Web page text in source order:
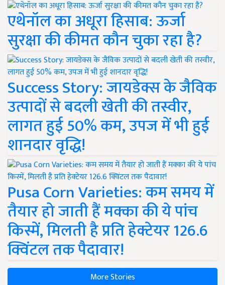
एथेनॉल का अधूरा हिसाब: ऊर्जा
सुरक्षा की कीमत कौन चुका रहा है?
Success Story: जायडेक्स के जैविक
उत्पादों से बदली खेती की तस्वीर,
लागत हुई 50% कम, उपज में भी हुई
शानदार वृद्धि!
Pusa Corn Varieties: कम समय में
तैयार हो जाती हैं मक्का की ये पांच
किस्में, मिलती है प्रति हेक्टेयर 126.6
क्विंटल तक पैदावार!
More Stories